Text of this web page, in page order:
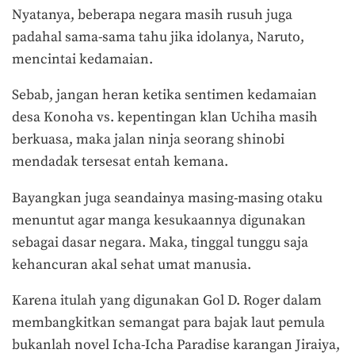
Nyatanya, beberapa negara masih rusuh juga
padahal sama-sama tahu jika idolanya, Naruto,
mencintai kedamaian.
Sebab, jangan heran ketika sentimen kedamaian
desa Konoha vs. kepentingan klan Uchiha masih
berkuasa, maka jalan ninja seorang shinobi
mendadak tersesat entah kemana.
Bayangkan juga seandainya masing-masing otaku
menuntut agar manga kesukaannya digunakan
sebagai dasar negara. Maka, tinggal tunggu saja
kehancuran akal sehat umat manusia.
Karena itulah yang digunakan Gol D. Roger dalam
membangkitkan semangat para bajak laut pemula
bukanlah novel Icha-Icha Paradise karangan Jiraiya,